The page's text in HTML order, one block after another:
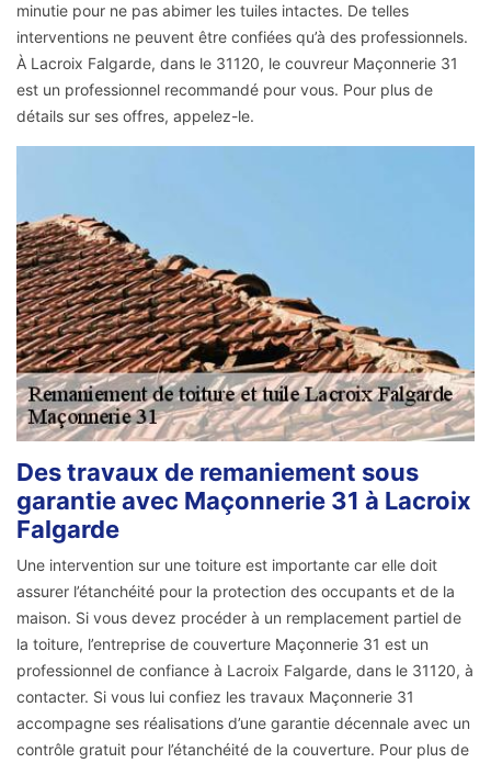
minutie pour ne pas abimer les tuiles intactes. De telles
interventions ne peuvent être confiées qu’à des professionnels.
À Lacroix Falgarde, dans le 31120, le couvreur Maçonnerie 31
est un professionnel recommandé pour vous. Pour plus de
détails sur ses offres, appelez-le.
Des travaux de remaniement sous
garantie avec Maçonnerie 31 à Lacroix
Falgarde
Une intervention sur une toiture est importante car elle doit
assurer l’étanchéité pour la protection des occupants et de la
maison. Si vous devez procéder à un remplacement partiel de
la toiture, l’entreprise de couverture Maçonnerie 31 est un
professionnel de confiance à Lacroix Falgarde, dans le 31120, à
contacter. Si vous lui confiez les travaux Maçonnerie 31
accompagne ses réalisations d’une garantie décennale avec un
contrôle gratuit pour l’étanchéité de la couverture. Pour plus de